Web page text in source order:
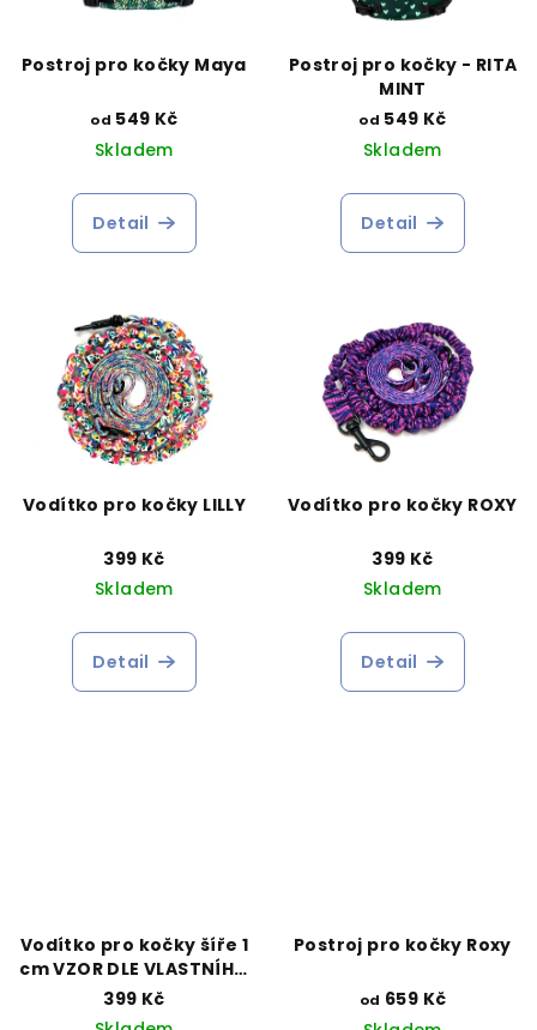
Postroj pro kočky Maya
od 549 Kč
Skladem
Detail
Postroj pro kočky - RITA
MINT
od 549 Kč
Skladem
Detail
Vodítko pro kočky LILLY
399 Kč
Skladem
Detail
Vodítko pro kočky ROXY
399 Kč
Skladem
Detail
Vodítko pro kočky šíře 1
cm VZOR DLE VLASTNÍHO
VÝBĚRU
399 Kč
Postroj pro kočky Roxy
od 659 Kč